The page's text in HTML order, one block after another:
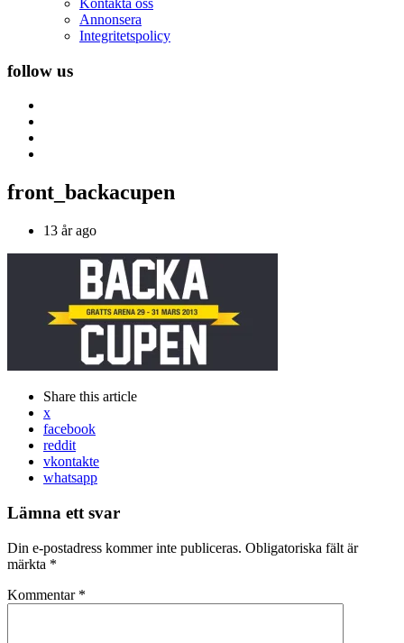
Kontakta oss
Annonsera
Integritetspolicy
follow us
front_backacupen
13 år ago
Share this article
x
facebook
reddit
vkontakte
whatsapp
Lämna ett svar
Din e-postadress kommer inte publiceras. Obligatoriska fält är
märkta *
Kommentar *